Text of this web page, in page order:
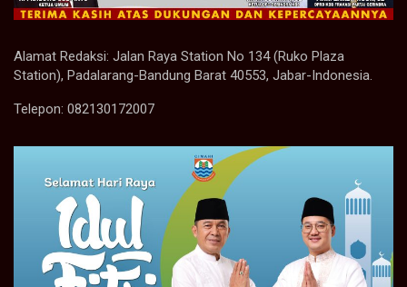
Alamat Redaksi: Jalan Raya Station No 134 (Ruko Plaza
Station), Padalarang-Bandung Barat 40553, Jabar-Indonesia.
Telepon: 082130172007